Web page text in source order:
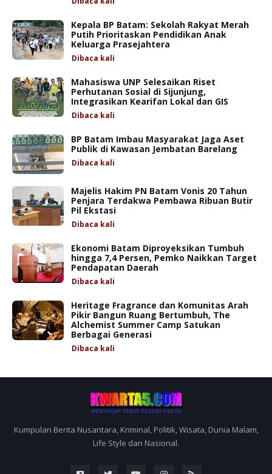
Kepala BP Batam: Sekolah Rakyat Merah
Putih Prioritaskan Pendidikan Anak
Keluarga Prasejahtera
Dibaca kali
Mahasiswa UNP Selesaikan Riset
Perhutanan Sosial di Sijunjung,
Integrasikan Kearifan Lokal dan GIS
Dibaca kali
BP Batam Imbau Masyarakat Jaga Aset
Publik di Kawasan Jembatan Barelang
Dibaca kali
Majelis Hakim PN Batam Vonis 20 Tahun
Penjara Terdakwa Pembawa Ribuan Butir
Pil Ekstasi
Dibaca kali
Ekonomi Batam Diproyeksikan Tumbuh
hingga 7,4 Persen, Pemko Naikkan Target
Pendapatan Daerah
Dibaca kali
Heritage Fragrance dan Komunitas Arah
Pikir Bangun Ruang Bertumbuh, The
Alchemist Summer Camp Satukan
Berbagai Generasi
Dibaca kali
Kumpulan Berita Nusantara, Kriminal, Politik, Wisata, Dunia Malam,
Life Style dan Nasional.